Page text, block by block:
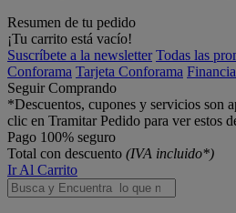
Resumen de tu pedido
¡Tu carrito está vacío!
Suscríbete a la newsletter Todas las
Conforama Tarjeta Conforama
Seguir Comprando
*Descuentos, cupones y servicios son
clic en Tramitar Pedido para ver estos
Pago 100% seguro
Total con descuento (IVA incluido*)
Ir Al Carrito